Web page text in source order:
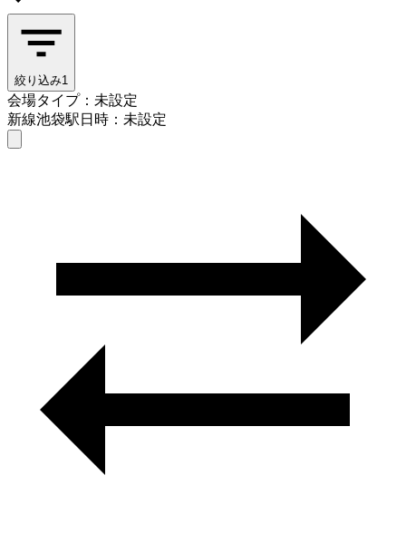
絞り込み1
会場タイプ：未設定
新線池袋駅日時：未設定